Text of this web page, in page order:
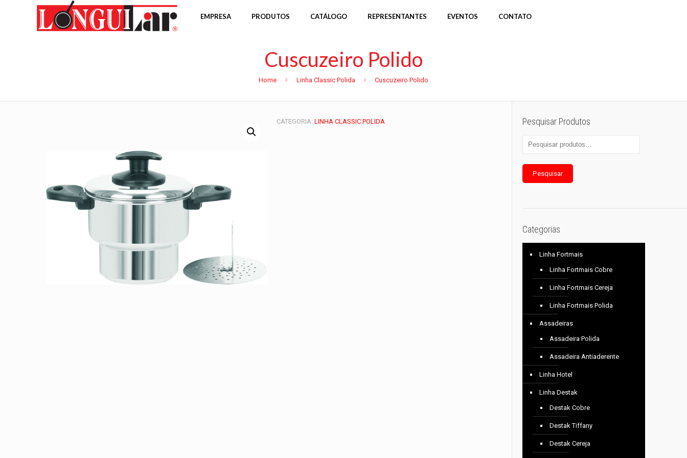
EMPRESA PRODUTOS CATÁLOGO REPRESENTANTES EVENTOS CONTATO
Cuscuzeiro Polido
Home Linha Classic Polida Cuscuzeiro Polido
CATEGORIA: LINHA CLASSIC POLIDA Pesquisar Produtos
Pesquisar
Categorias
Linha Fortmais
Linha Fortmais Cobre
Linha Fortmais Cereja
Linha Fortmais Polida
Assadeiras
Assadeira Polida
Assadeira Antiaderente
Linha Hotel
Linha Destak
Destak Cobre
Destak Tiffany
Destak Cereja